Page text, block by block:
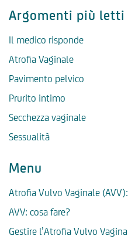
Argomenti più letti
Il medico risponde
Atrofia Vaginale
Pavimento pelvico
Prurito intimo
Secchezza vaginale
Sessualità
Menu
Atrofia Vulvo Vaginale (AVV):
AVV: cosa fare?
Gestire l’Atrofia Vulvo